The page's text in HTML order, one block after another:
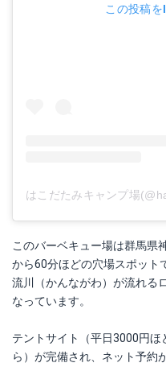
この投稿
このバーベキュー場は群馬県
から60分ほどの穴場スポット
流川（かんながわ）が流れる
なっています。
テントサイト（平日3000円
ら）が完備され、ネット予約